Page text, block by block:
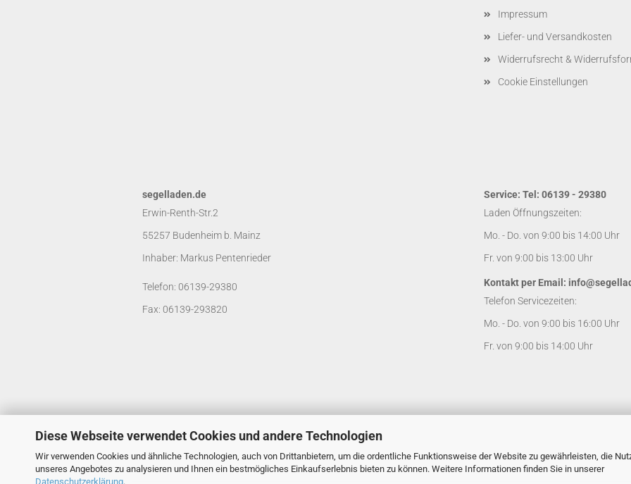
Diese Webseite verwendet Cookies und andere Technologien
Wir verwenden Cookies und ähnliche Technologien, auch von Drittanbietern, um die ordentliche Funktionsweise der Website zu gewährleisten, die
unseres Angebotes zu analysieren und Ihnen ein bestmögliches Einkaufserlebnis bieten zu können. Weitere Informationen finden Sie in unserer
Datenschutzerklärung.
Impressum
Liefer- und Versandkosten
Widerrufsrecht &
Cookie Einstellungen
segelladen.de
Erwin-Renth-Str.2
55257 Budenheim b. Mainz
Inhaber: Markus Pentenrieder
Telefon: 06139-29380
Fax: 06139-293820
Service: Tel: 06139 - 29380
Laden Öffnungszeiten:
Mo. - Do. von 9:00 bis 14:00 Uhr
Fr. von 9:00 bis 13:00 Uhr
Kontakt per Email:
Telefon Servicezeiten:
Mo. - Do. von 9:00 bis 16:00 Uhr
Fr. von 9:00 bis 14:00 Uhr